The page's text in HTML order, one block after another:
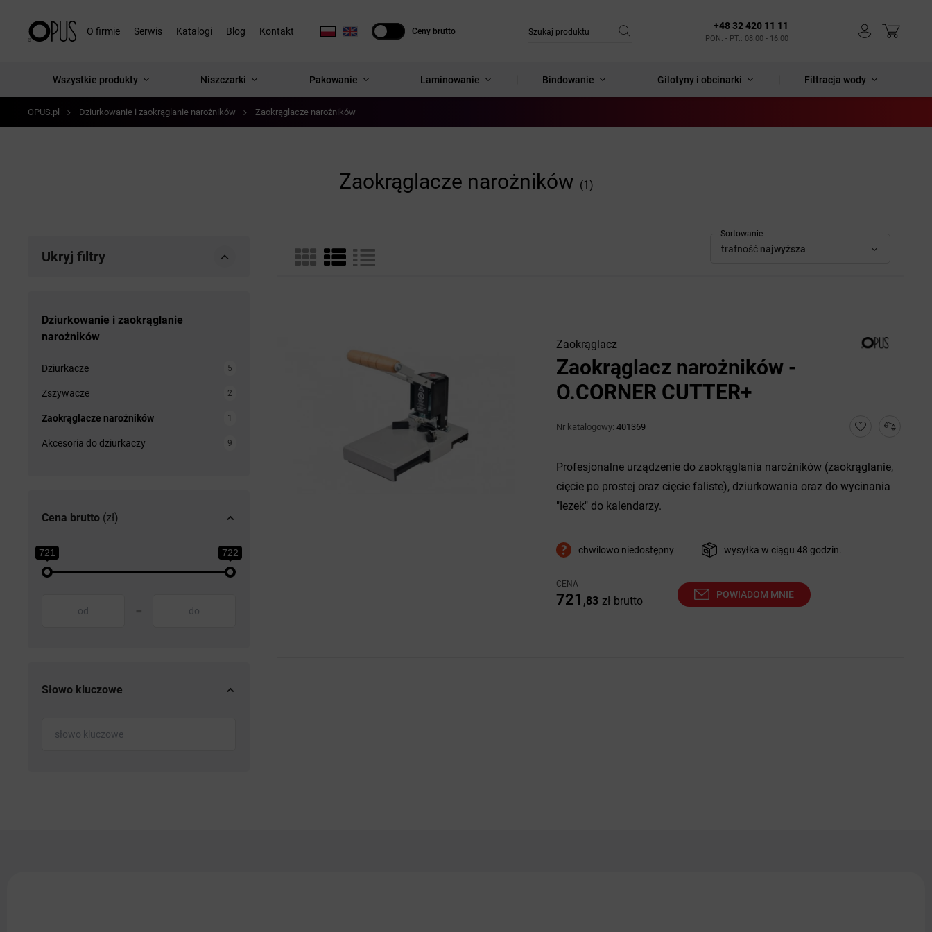
O firmie Serwis Katalogi Blog Kontakt
Ceny brutto
+48 32 420 11 11
PON. - PT.: 08:00 - 16:00
Wszystkie produkty Niszczarki Pakowanie Laminowanie Bindowanie Gilotyny i obcinarki Filtracja wody
OPUS.pl Dziurkowanie i zaokrąglanie narożników Zaokrąglacze narożników
Zaokrąglacze narożników (1)
Ukryj filtry
Sortowanie
trafność najwyższa
Dziurkowanie i zaokrąglanie
narożników
Dziurkacze 5
Zszywacze 2
Zaokrąglacze narożników 1
Akcesoria do dziurkaczy 9
Cena brutto (zł)
721 722
Słowo kluczowe
Zaokrąglacz
Zaokrąglacz narożników -
O.CORNER CUTTER+
Nr katalogowy: 401369
Profesjonalne urządzenie do zaokrąglania narożników (zaokrąglanie,
cięcie po prostej oraz cięcie faliste), dziurkowania oraz do wycinania
"łezek" do kalendarzy.
chwilowo niedostępny wysyłka w ciągu 48 godzin.
CENA
721 ,83 zł brutto
POWIADOM MNIE